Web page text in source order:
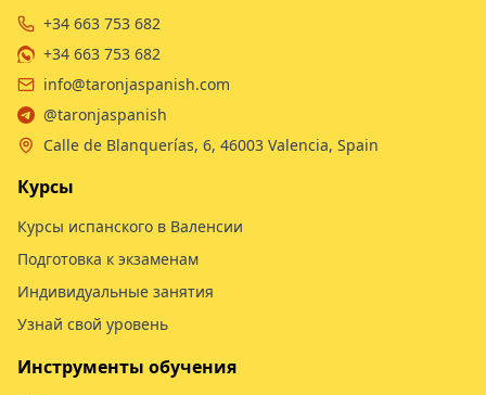
+34 663 753 682
+34 663 753 682
info@taronjaspanish.com
@taronjaspanish
Calle de Blanquerías, 6, 46003 Valencia, Spain
Курсы
Курсы испанского в Валенсии
Подготовка к экзаменам
Индивидуальные занятия
Узнай свой уровень
Инструменты обучения